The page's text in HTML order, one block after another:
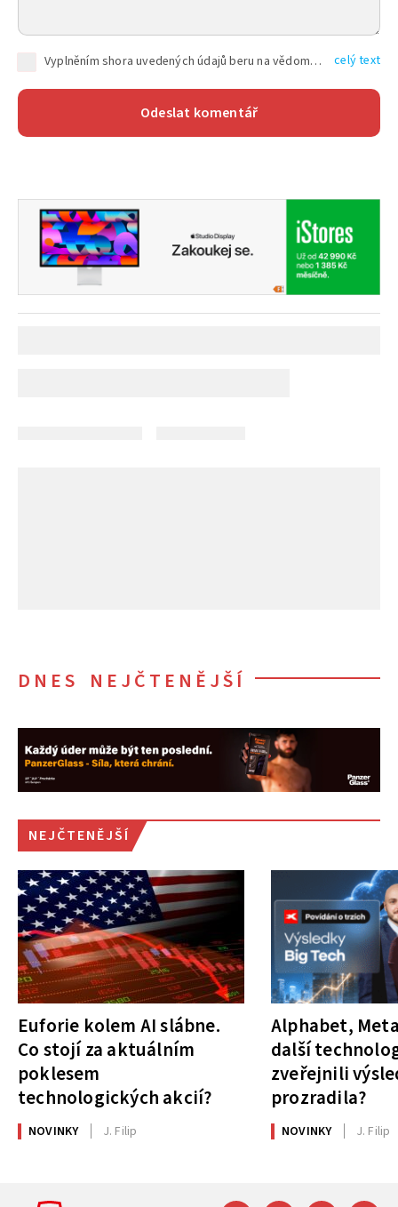
Vyplněním shora uvedených údajů beru na vědomí, že společnost TEXT FACTORY s.r.o., sídlem Brno, Durďákova 336/29, Černá Pole, PSČ: 613 00, IČ: 06157831, zapsané u Krajského soudu v Brně, oddíl C, vložka 100399, bude zpracovávat mé osobní údaje uvedené v rámci mnou vyplněného registračního formuláře na základě oprávněných zájmů TEXT FACTORY s.r.o. dle čl. 6 odst. 1 písm. f) GDPR a pro splnění právních povinností (čl. 6 odst. 1 písm. c) GDPR), a to pro tyto účely: nezbytnost zajistit oprávnění návštěvníka webových stránek provozovaných společností TEXT FACTORY s.r.o. přispívat aktivně ke zveřejněným článkům nebo v rámci diskusních fór a výkon práv TEXT FACTORY s.r.o. jako administrátora těchto diskusních fór. Více informací o zpracování osobních údajů a právech lze nalézt v celý text
DNES NEJČTENĚJŠÍ
NEJČTENĚJŠÍ
Euforie kolem AI slábne.
Co stojí za aktuálním
poklesem
technologických akcií?
NOVINKY J. Filip
Alphabet,
další
zveřejnili
prozradila?
NOVINKY J. Filip